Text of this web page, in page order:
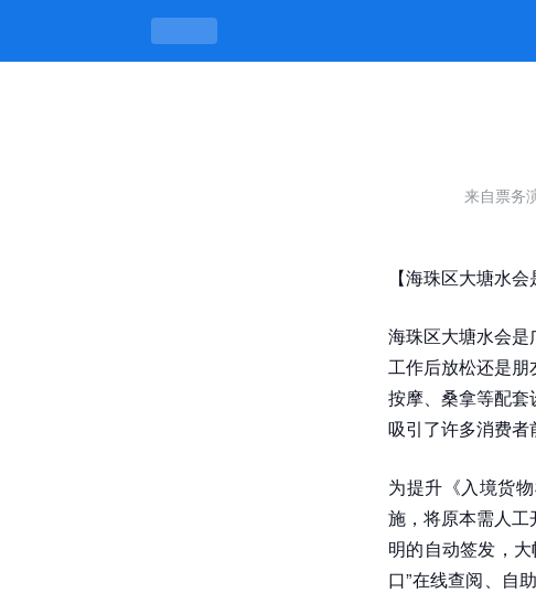
海珠区大塘水会-凯发平台
来自票务
【海珠区大塘水
海珠区大塘水会
工作后放松还是
按摩、桑拿等配套
吸引了许多消费者
为提升《入境货
施，将原本需人
明的自动签发，
口”在线查阅、自